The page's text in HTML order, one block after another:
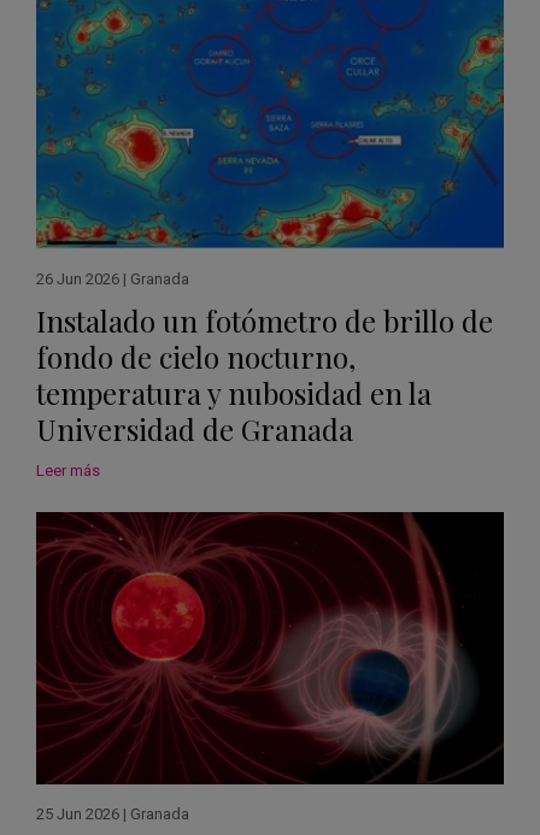
26 Jun 2026 | Granada
Instalado un fotómetro de brillo de
fondo de cielo nocturno,
temperatura y nubosidad en la
Universidad de Granada
Leer más
25 Jun 2026 | Granada